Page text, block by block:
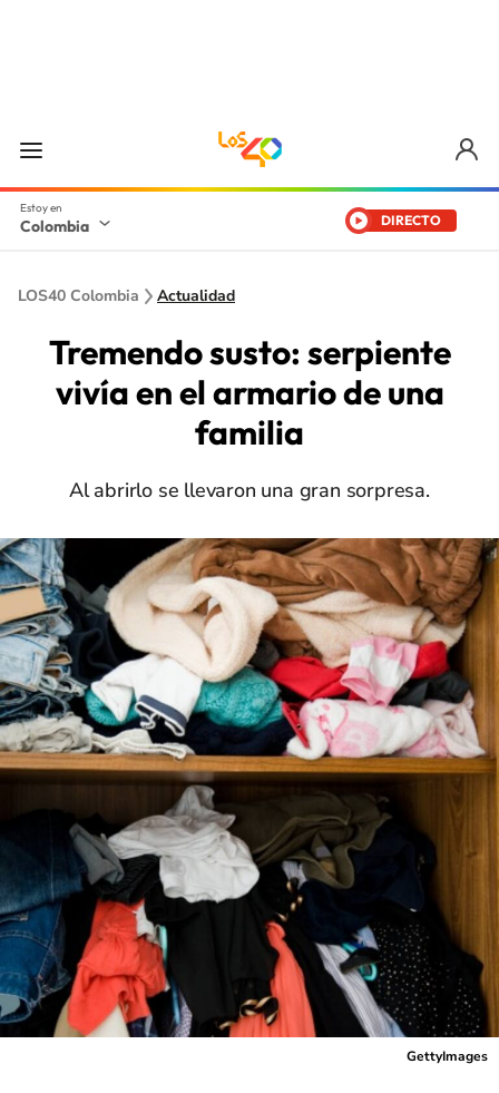
Colombia DIRECTO
LOS40 Colombia Actualidad
Tremendo susto: serpiente
vivía en el armario de una
familia
Al abrirlo se llevaron una gran sorpresa.
GettyImages